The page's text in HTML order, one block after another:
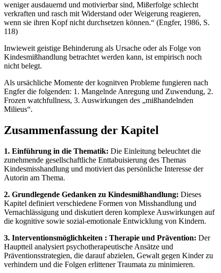
weniger ausdauernd und motivierbar sind, Mißerfolge schlecht
verkraften und rasch mit Widerstand oder Weigerung reagieren,
wenn sie ihren Kopf nicht durchsetzen können.“ (Engfer, 1986, S.
118)
Inwieweit geistige Behinderung als Ursache oder als Folge von
Kindesmißhandlung betrachtet werden kann, ist empirisch noch
nicht belegt.
Als ursächliche Momente der kognitven Probleme fungieren nach
Engfer die folgenden: 1. Mangelnde Anregung und Zuwendung, 2.
Frozen watchfullness, 3. Auswirkungen des „mißhandelnden
Milieus“.
Zusammenfassung der Kapitel
1. Einführung in die Thematik: Die Einleitung beleuchtet die
zunehmende gesellschaftliche Enttabuisierung des Themas
Kindesmisshandlung und motiviert das persönliche Interesse der
Autorin am Thema.
2. Grundlegende Gedanken zu Kindesmißhandlung: Dieses
Kapitel definiert verschiedene Formen von Misshandlung und
Vernachlässigung und diskutiert deren komplexe Auswirkungen auf
die kognitive sowie sozial-emotionale Entwicklung von Kindern.
3. Interventionsmöglichkeiten : Therapie und Prävention: Der
Hauptteil analysiert psychotherapeutische Ansätze und
Präventionsstrategien, die darauf abzielen, Gewalt gegen Kinder zu
verhindern und die Folgen erlittener Traumata zu minimieren.